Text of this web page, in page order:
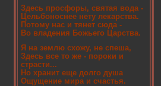
Здесь просфоры, святая вода -
Цельбоноснее нету лекарства.
Потому нас и тянет сюда -
Во владения Божьего Царства.
Я на землю схожу, не спеша,
Здесь все то же - пороки и
страсти...
Но хранит еще долго душа
Ощущение мира и счастья.